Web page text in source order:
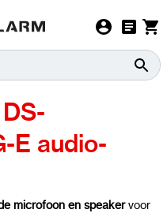
E audio-
microfoon en speakervoor